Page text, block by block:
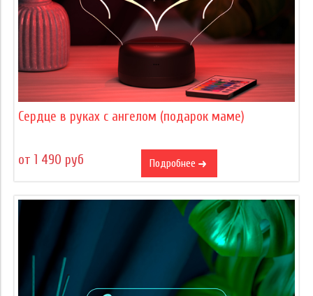
Сердце в руках с ангелом (подарок маме)
от 1 490 руб Подробнее